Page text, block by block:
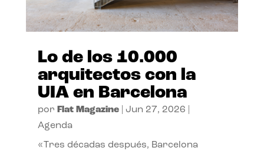
Lo de los 10.000
arquitectos con la
UIA en Barcelona
por Flat Magazine| Jun 27, 2026
Agenda
«Tres décadas después, Barcelona